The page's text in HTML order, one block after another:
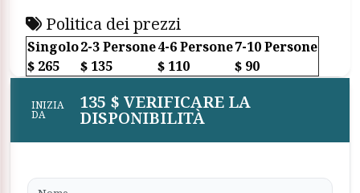
Politica dei prezzi
Singolo2-3 Persone4-6 Persone7-10 Persone
$ 265
$ 135 $ 110 $ 90
INIZIA
DA
135 $ VERIFICARE LA
DISPONIBILITÀ